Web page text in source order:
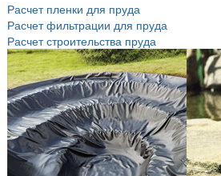
Расчет пленки для пруда
Расчет фильтрации для пруда
Расчет строительства пруда